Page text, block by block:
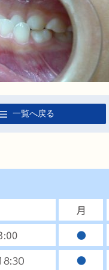
一覧へ戻る